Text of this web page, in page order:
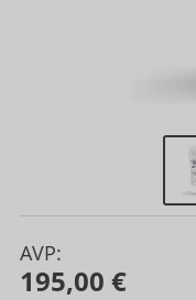
AVP:
195,00 €